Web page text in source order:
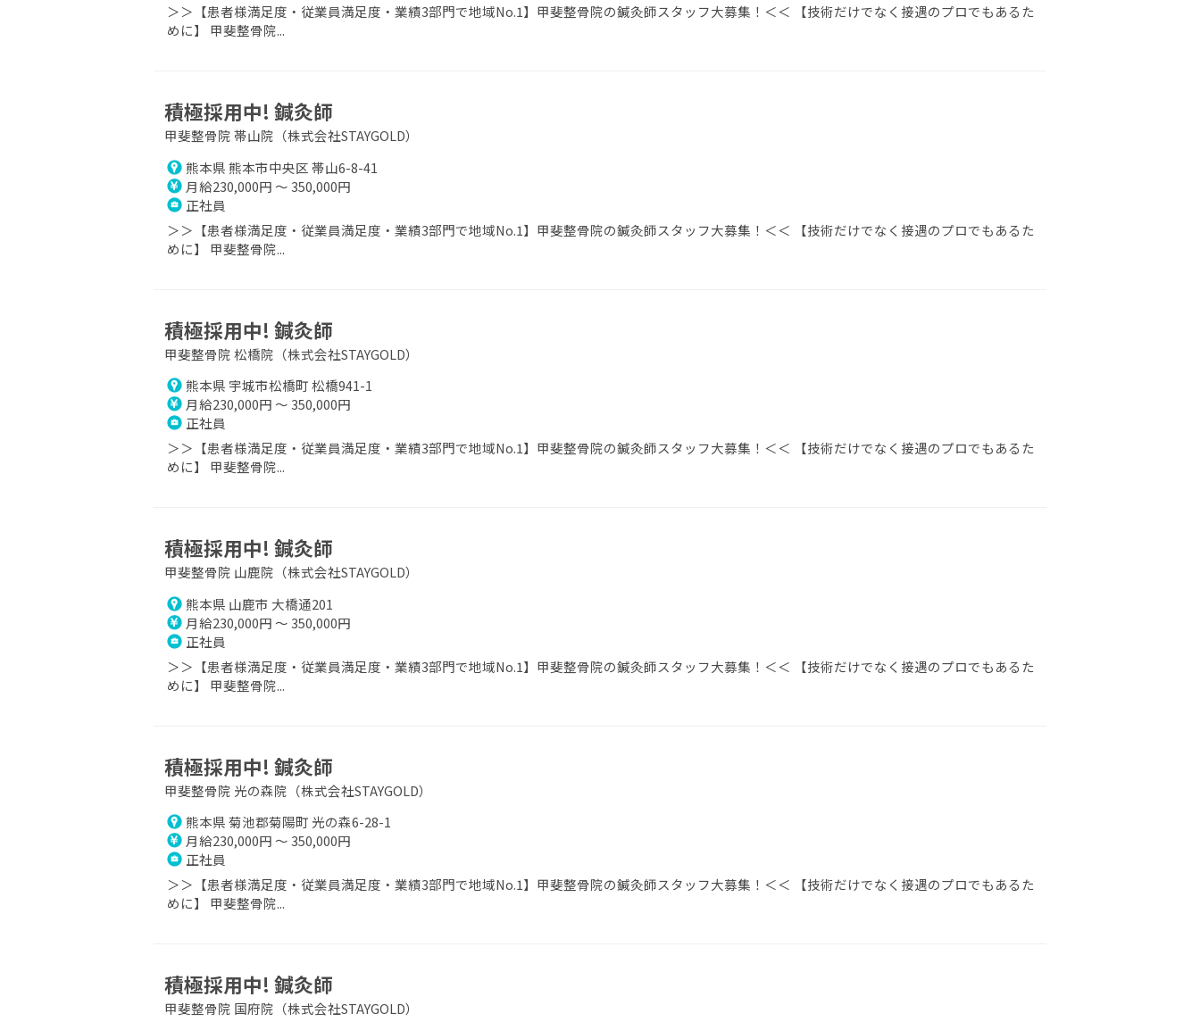
＞＞【患者様満足度・従業員満足度・業績3部門で地域No.1】甲斐整骨院の鍼灸師スタッフ大募集！＜＜ 【技術だけでなく接遇のプロでもあるた
めに】 甲斐整骨院...
積極採用中! 鍼灸師
甲斐整骨院 帯山院（株式会社STAYGOLD）
熊本県 熊本市中央区 帯山6-8-41
月給230,000円 ～ 350,000円
正社員
＞＞【患者様満足度・従業員満足度・業績3部門で地域No.1】甲斐整骨院の鍼灸師スタッフ大募集！＜＜ 【技術だけでなく接遇のプロでもあるた
めに】 甲斐整骨院...
積極採用中! 鍼灸師
甲斐整骨院 松橋院（株式会社STAYGOLD）
熊本県 宇城市松橋町 松橋941-1
月給230,000円 ～ 350,000円
正社員
＞＞【患者様満足度・従業員満足度・業績3部門で地域No.1】甲斐整骨院の鍼灸師スタッフ大募集！＜＜ 【技術だけでなく接遇のプロでもあるた
めに】 甲斐整骨院...
積極採用中! 鍼灸師
甲斐整骨院 山鹿院（株式会社STAYGOLD）
熊本県 山鹿市 大橋通201
月給230,000円 ～ 350,000円
正社員
＞＞【患者様満足度・従業員満足度・業績3部門で地域No.1】甲斐整骨院の鍼灸師スタッフ大募集！＜＜ 【技術だけでなく接遇のプロでもあるた
めに】 甲斐整骨院...
積極採用中! 鍼灸師
甲斐整骨院 光の森院（株式会社STAYGOLD）
熊本県 菊池郡菊陽町 光の森6-28-1
月給230,000円 ～ 350,000円
正社員
＞＞【患者様満足度・従業員満足度・業績3部門で地域No.1】甲斐整骨院の鍼灸師スタッフ大募集！＜＜ 【技術だけでなく接遇のプロでもあるた
めに】 甲斐整骨院...
積極採用中! 鍼灸師
甲斐整骨院 国府院（株式会社STAYGOLD）